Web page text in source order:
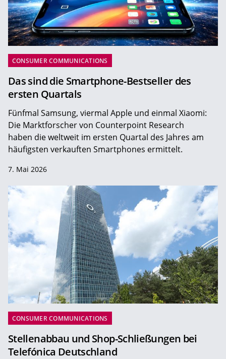
CONSUMER COMMUNICATIONS
Das sind die Smartphone-Bestseller des
ersten Quartals
Fünfmal Samsung, viermal Apple und einmal Xiaomi:
Die Marktforscher von Counterpoint Research
haben die weltweit im ersten Quartal des Jahres am
häufigsten verkauften Smartphones ermittelt.
7. Mai 2026
CONSUMER COMMUNICATIONS
Stellenabbau und Shop-Schließungen bei
Telefónica Deutschland